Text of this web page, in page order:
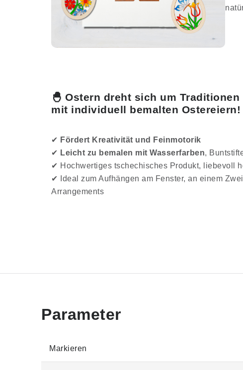
🐣 Ostern dreht sich um
mit individuell bemalten Ostereiern!
✔ Fördert Kreativität und Feinmotorik
✔ Leicht zu bemalen mit Wasserfarben,
✔ Hochwertiges tschechisches Produkt, liebevoll
✔ Ideal zum Aufhängen am Fenster, an einem
Arrangements
Markieren